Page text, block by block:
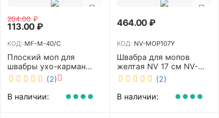
204.00 ₽
113.00₽
КОД: MF-M-40/C
Плоский моп для
швабры ухо-карман
белый 40 см NV MF-M-
40/C
(2)
В наличии:
464.00₽
КОД: NV-MOP107Y
Швабра для мопов
желтая NV 17 см NV-
MOP107Y (2)
В наличии: